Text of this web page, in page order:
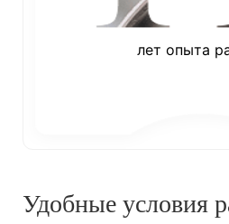
лет опыта
Удобные условия